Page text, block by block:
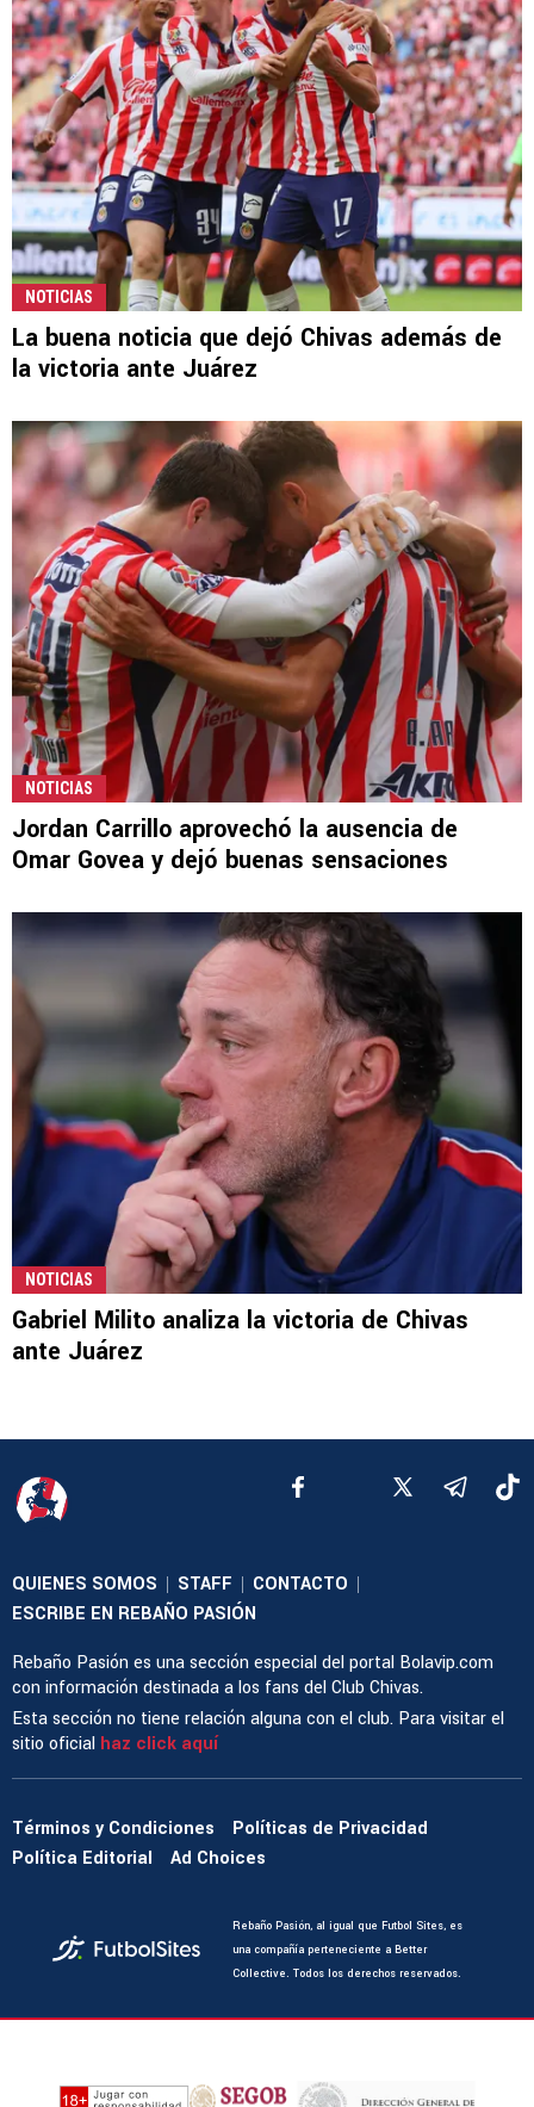
NOTICIAS
La buena noticia que dejó Chivas además de
la victoria ante Juárez
NOTICIAS
Jordan Carrillo aprovechó la ausencia de
Omar Govea y dejó buenas sensaciones
NOTICIAS
Gabriel Milito analiza la victoria de Chivas
ante Juárez
QUIENES SOMOS | STAFF | CONTACTO |
ESCRIBE EN REBAÑO PASIÓN
Rebaño Pasión es una sección especial del portal Bolavip.com
con información destinada a los fans del Club Chivas.
Esta sección no tiene relación alguna con el club. Para visitar el
sitio oficial haz click aquí
Términos y Condiciones
Políticas de Privacidad
Política Editorial
Ad Choices
Rebaño Pasión, al igual que Futbol Sites, es
una compañía perteneciente a Better
Collective. Todos los derechos reservados.